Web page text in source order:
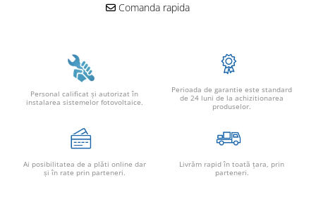
Meteocontrol
Monitorizare
Power analyzer
Smart Meter
Comanda rapida
Personal calificat şi autorizat în
instalarea sistemelor fotovoltaice.
Perioada de garantie este standard
de 24 luni de la achizitionarea
produselor.
Ai posibilitatea de a plăti online dar
şi în rate prin parteneri.
Livrăm rapid în toată țara, prin
parteneri.